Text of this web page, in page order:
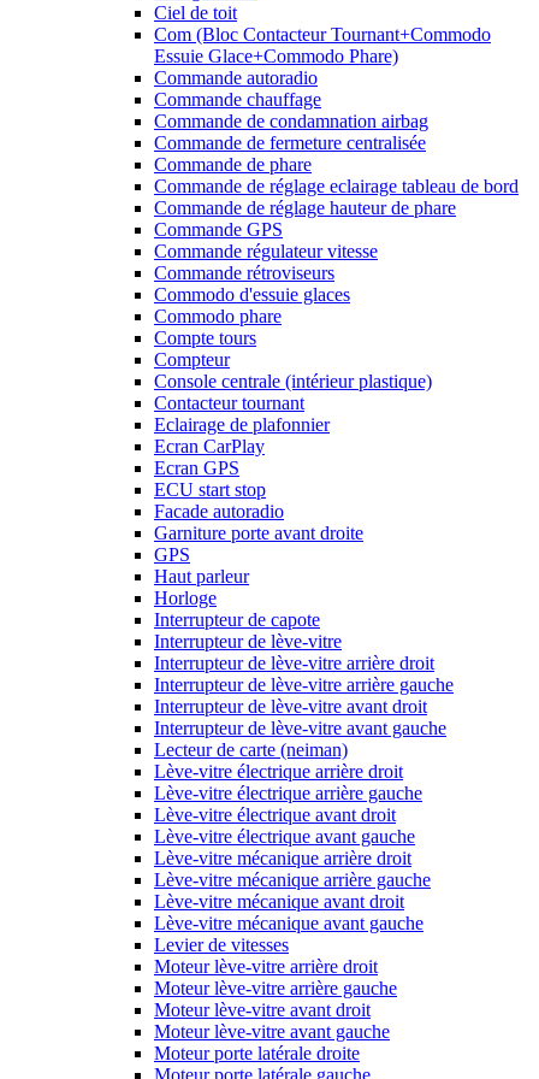
Ciel de toit
Com (Bloc Contacteur Tournant+Commodo
Essuie Glace+Commodo Phare)
Commande autoradio
Commande chauffage
Commande de condamnation airbag
Commande de fermeture centralisée
Commande de phare
Commande de réglage eclairage tableau de bord
Commande de réglage hauteur de phare
Commande GPS
Commande régulateur vitesse
Commande rétroviseurs
Commodo d'essuie glaces
Commodo phare
Compte tours
Compteur
Console centrale (intérieur plastique)
Contacteur tournant
Eclairage de plafonnier
Ecran CarPlay
Ecran GPS
ECU start stop
Facade autoradio
Garniture porte avant droite
GPS
Haut parleur
Horloge
Interrupteur de capote
Interrupteur de lève-vitre
Interrupteur de lève-vitre arrière droit
Interrupteur de lève-vitre arrière gauche
Interrupteur de lève-vitre avant droit
Interrupteur de lève-vitre avant gauche
Lecteur de carte (neiman)
Lève-vitre électrique arrière droit
Lève-vitre électrique arrière gauche
Lève-vitre électrique avant droit
Lève-vitre électrique avant gauche
Lève-vitre mécanique arrière droit
Lève-vitre mécanique arrière gauche
Lève-vitre mécanique avant droit
Lève-vitre mécanique avant gauche
Levier de vitesses
Moteur lève-vitre arrière droit
Moteur lève-vitre arrière gauche
Moteur lève-vitre avant droit
Moteur lève-vitre avant gauche
Moteur porte latérale droite
Moteur porte latérale gauche